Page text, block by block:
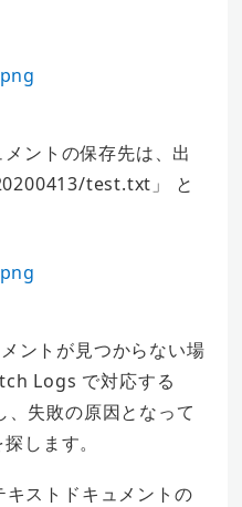
ントの保存先は、出
test.txt」 と
ントが見つからない場
Logs で対応する
失敗の原因となって
します。
キストドキュメントの